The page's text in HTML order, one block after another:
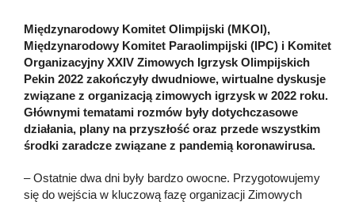
Międzynarodowy Komitet Olimpijski (MKOl),
Międzynarodowy Komitet Paraolimpijski (IPC) i Komitet
Organizacyjny XXIV Zimowych Igrzysk Olimpijskich
Pekin 2022 zakończyły dwudniowe, wirtualne dyskusje
związane z organizacją zimowych igrzysk w 2022 roku.
Głównymi tematami rozmów były dotychczasowe
działania, plany na przyszłość oraz przede wszystkim
środki zaradcze związane z pandemią koronawirusa.
– Ostatnie dwa dni były bardzo owocne. Przygotowujemy
się do wejścia w kluczową fazę organizacji Zimowych